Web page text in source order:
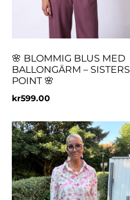
🌸 BLOMMIG BLUS MED
BALLONGÄRM – SISTERS
POINT 🌸
kr599.00